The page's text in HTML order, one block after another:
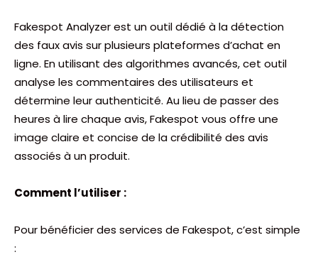
Fakespot Analyzer est un outil dédié à la détection
des faux avis sur plusieurs plateformes d’achat en
ligne. En utilisant des algorithmes avancés, cet outil
analyse les commentaires des utilisateurs et
détermine leur authenticité. Au lieu de passer des
heures à lire chaque avis, Fakespot vous offre une
image claire et concise de la crédibilité des avis
associés à un produit.
Comment l’utiliser :
Pour bénéficier des services de Fakespot, c’est simple
: